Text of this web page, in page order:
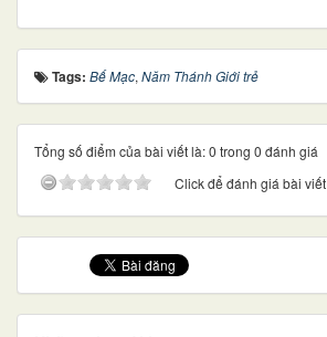
Tags: Bế Mạc, Năm Thánh Giới trẻ
Tổng số điểm của bài viết là: 0 trong 0 đánh giá
Click để đánh giá bài viết